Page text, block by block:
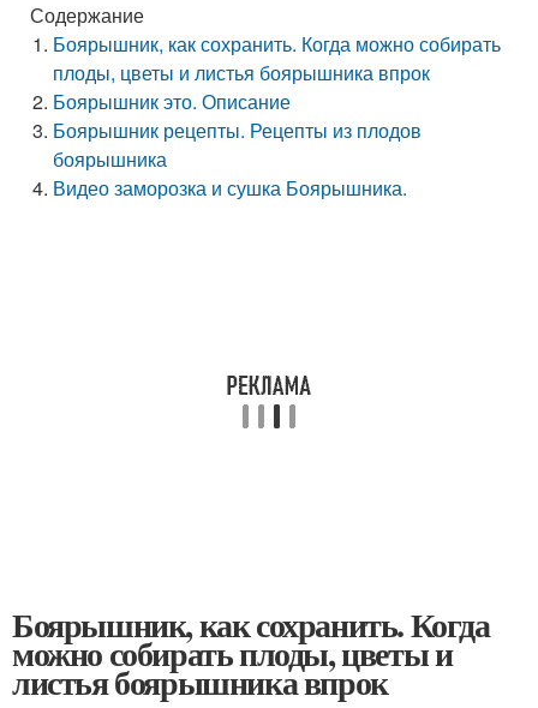
Содержание
Боярышник, как сохранить. Когда можно собирать
плоды, цветы и листья боярышника впрок
Боярышник это. Описание
Боярышник рецепты. Рецепты из плодов
боярышника
Видео заморозка и сушка Боярышника.
Боярышник, как сохранить. Когда
можно собирать плоды, цветы и
листья боярышника впрок